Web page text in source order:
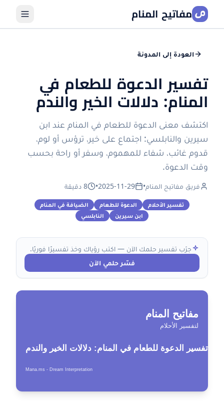
مفاتيح المنام
العودة إلى المدونة
تفسير الدعوة للطعام في
المنام: دلالات الخير والندم
اكتشف معنى الدعوة للطعام في المنام عند ابن
سيرين والنابلسي: اجتماع على خير، ترؤس أو لوم،
قدوم غائب، شفاء للمهموم، وسفر أو راحة بحسب
وقت الدعوة.
فريق مفاتيح المنام•
2025-11-29
• 8 دقيقة
تفسير الأحلام الدعوة للطعام
الضيافة في المنام
ابن سيرين
النابلسي
جرّب تفسير حلمك الآن — اكتب رؤياك وخذ تفسيرًا فوريًا.
فسّر حلمي الآن